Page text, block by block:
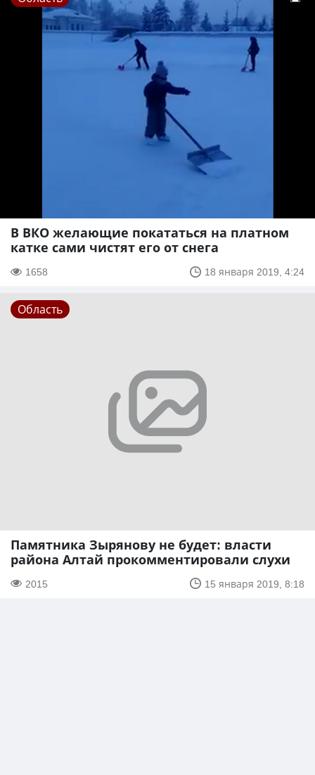
В ВКО желающие покататься на платном
катке сами чистят его от снега
1658 18 января 2019, 4:24
Область
Памятника Зырянову не будет: власти
района Алтай прокомментировали слухи
2015 15 января 2019, 8:18